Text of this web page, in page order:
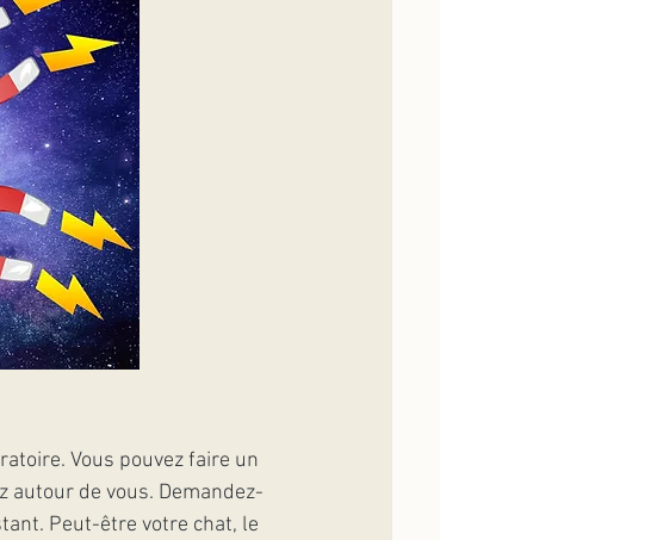
Vous pouvez faire un
autour de vous. Demandez-
Peut-être votre chat, le